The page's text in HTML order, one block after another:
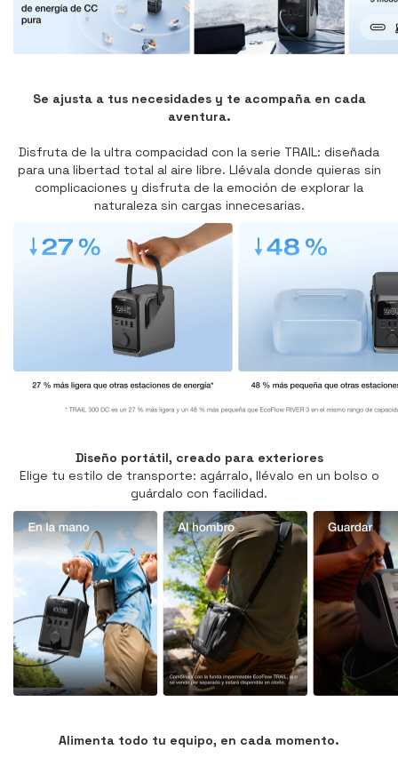
Se ajusta a tus necesidades y te acompaña en cada
aventura.
Disfruta de la ultra compacidad con la serie TRAIL: diseñada
para una libertad total al aire libre. Llévala donde quieras sin
complicaciones y disfruta de la emoción de explorar la
naturaleza sin cargas innecesarias.
Diseño portátil, creado para exteriores
Elige tu estilo de transporte: agárralo, llévalo en un bolso o
guárdalo con facilidad.
Alimenta todo tu equipo, en cada momento.